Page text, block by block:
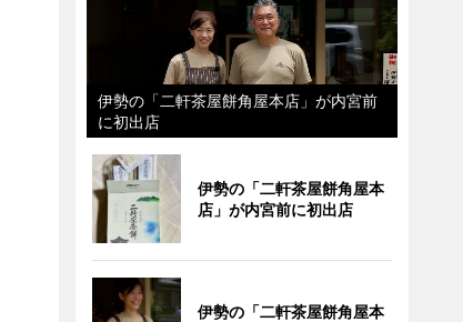
伊勢の「二軒茶屋餅角屋本店」が内宮前
に初出店
伊勢の「二軒茶屋餅角屋本
店」が内宮前に初出店
伊勢の「二軒茶屋餅角屋本